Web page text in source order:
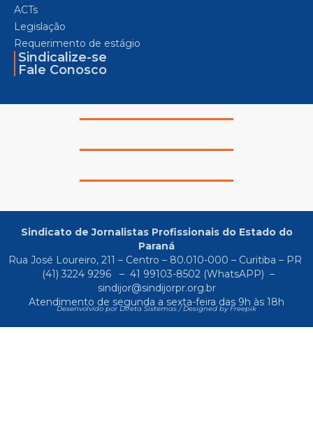
ACTs
Legislação
Requerimento de estágio
Sindicalize-se
Fale Conosco
Sindicato de Jornalistas Profissionais do Estado do
Paraná
Rua José Loureiro, 211 – Centro – 80.010-000 – Curitiba – PR
(41) 3224 9296
– 41 99103-8502(WhatsAPP) –
sindijor@sindijorpr.org.br
Atendimento de segunda a sexta-feira das 9h às 18h
Desenvolvido por Direta Sistemas /Designed by Freepik